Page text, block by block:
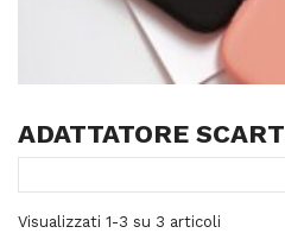
ADATTATORE SCART
Visualizzati 1-3 su 3 articoli